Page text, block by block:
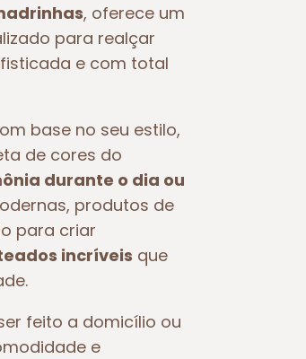
, oferece um
para realçar
e com total
base no seu estilo,
de cores do
durante o dia ou
produtos de
para criar
incríveis que
feito a domicílio ou
e